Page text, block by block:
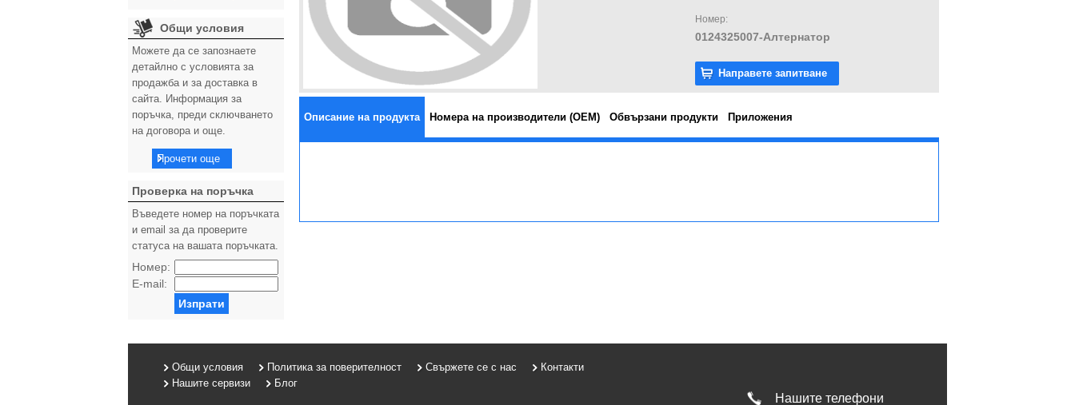
Общи условия
Можете да се запознаете
детайлно с условията за
продажба и за доставка в
сайта. Информация за
поръчка, преди сключването
на договора и още.
Прочети още
Проверка на поръчка
Въведете номер на поръчката
и email за да проверите
статуса на вашата поръчката.
Номер:
E-mail:
Изпрати
Номер:
0124325007-Алтернатор
Направете запитване
Описание на продукта Номера на производители (OEM) Обвързани продукти Приложения
Общи условия Политика за поверителност Свържете се с нас
Контакти
Нашите сервизи
Блог
Нашите телефони